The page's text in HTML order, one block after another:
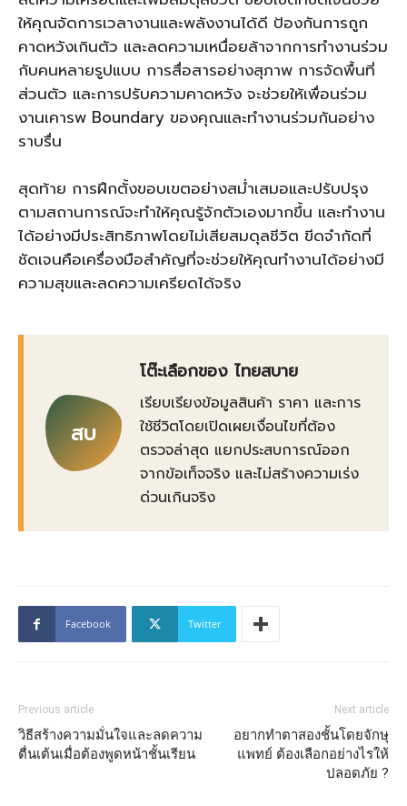
ให้คุณจัดการเวลางานและพลังงานได้ดี ป้องกันการถูก
คาดหวังเกินตัว และลดความเหนื่อยล้าจากการทำงานร่วม
กับคนหลายรูปแบบ การสื่อสารอย่างสุภาพ การจัดพื้นที่
ส่วนตัว และการปรับความคาดหวัง จะช่วยให้เพื่อนร่วม
งานเคารพ Boundary ของคุณและทำงานร่วมกันอย่าง
ราบรื่น
สุดท้าย การฝึกตั้งขอบเขตอย่างสม่ำเสมอและปรับปรุง
ตามสถานการณ์จะทำให้คุณรู้จักตัวเองมากขึ้น และทำงาน
ได้อย่างมีประสิทธิภาพโดยไม่เสียสมดุลชีวิต ขีดจำกัดที่
ชัดเจนคือเครื่องมือสำคัญที่จะช่วยให้คุณทำงานได้อย่างมี
ความสุขและลดความเครียดได้จริง
สบ
โต๊ะเลือกของ ไทยสบาย
เรียบเรียงข้อมูลสินค้า ราคา และการ
ใช้ชีวิตโดยเปิดเผยเงื่อนไขที่ต้อง
ตรวจล่าสุด แยกประสบการณ์ออก
จากข้อเท็จจริง และไม่สร้างความเร่ง
ด่วนเกินจริง
Facebook Twitter
Previous article
วิธีสร้างความมั่นใจและลดความ
ตื่นเต้นเมื่อต้องพูดหน้าชั้นเรียน
Next article
อยากทำตาสองชั้นโดยจักษุ
แพทย์ ต้องเลือกอย่างไรให้
ปลอดภัย ?